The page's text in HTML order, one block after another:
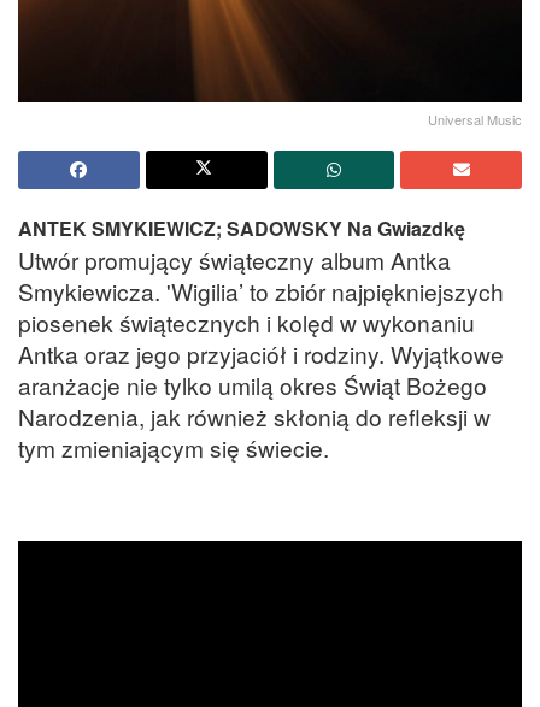
Universal Music
ANTEK SMYKIEWICZ; SADOWSKY Na Gwiazdkę
Utwór promujący świąteczny album Antka
Smykiewicza. 'Wigilia’ to zbiór najpiękniejszych
piosenek świątecznych i kolęd w wykonaniu
Antka oraz jego przyjaciół i rodziny. Wyjątkowe
aranżacje nie tylko umilą okres Świąt Bożego
Narodzenia, jak również skłonią do refleksji w
tym zmieniającym się świecie.